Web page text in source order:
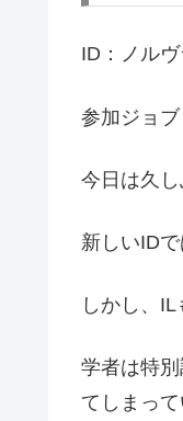
ID：ノルヴ
参加ジョ
今日は久し
新しいID
しかし、
学者は特
てしまって